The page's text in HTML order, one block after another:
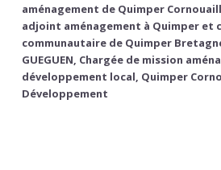
aménagement de Quimper
adjoint aménagement à Quimper et
communautaire de Quimper
GUEGUEN, Chargée de mission
développement local, Quimper
Développement